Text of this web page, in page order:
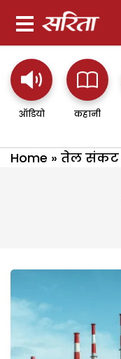
ऑडियो कहानी
Home » तेल संकट